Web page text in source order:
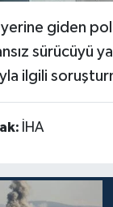
giden
sürücüyü
ilgili
İHA